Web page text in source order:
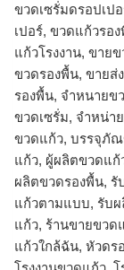
ขวดเซรั่มดรอปเป
เปอร์, ขวดแก้วรอ
แก้วโรงงาน, ขาย
ขวดรองพื้น, ขายส่
รองพื้น, จำหนายข
ขวดเซรั่ม, จำหน่า
ขวดแก้ว, บรรจุภั
แก้ว, ผู้ผลิตขวดแก้
ผลิตขวดรองพื้น,
แก้วตามแบบ, รับ
แก้ว, ร้านขายขวด
แก้วใกล้ฉัน, หัวดร